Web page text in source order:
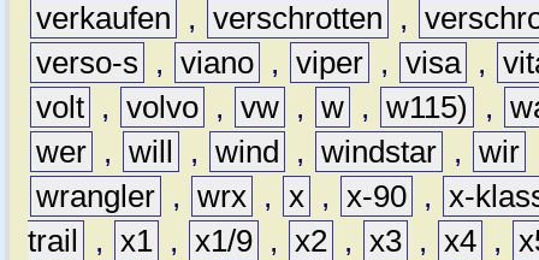
verkaufen
, verschrotten ,
verso-s
, viano , viper , visa ,
volt , volvo , vw , w , w115) ,
wer , will , wind , windstar , wir
wrangler , wrx , x , x-90 , x-
trail
, x1 , x1/9 , x2 , x3 , x4 ,